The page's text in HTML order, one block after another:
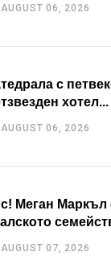
AUGUST 06, 2026
с
хотел...
AUGUST 06, 2026
Меган Маркъл
AUGUST 07, 2026